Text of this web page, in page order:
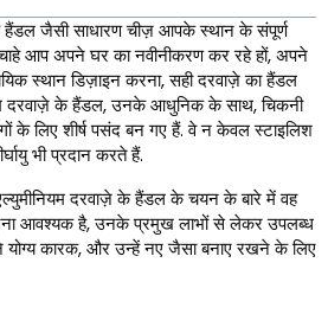
जैसी साधारण चीज़ आपके स्थान के संपूर्ण
आप अपने घर का नवीनीकरण कर रहे हों, अपने
स्थान डिज़ाइन करना, सही दरवाज़े का हैंडल
दरवाज़े के हैंडल, उनके आधुनिक के साथ, चिकनी
के लिए शीर्ष पसंद बन गए हैं. वे न केवल स्टाइलिश
भी प्रदान करते हैं.
दरवाज़े के हैंडल के चयन के बारे में वह
आवश्यक है, उनके प्रमुख लाभों से लेकर उपलब्ध
योग्य कारक, और उन्हें नए जैसा बनाए रखने के लिए